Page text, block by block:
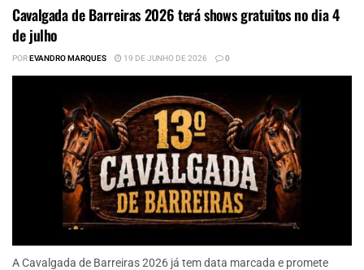
Cavalgada de Barreiras 2026 terá shows gratuitos no dia 4
de julho
POREVANDRO MARQUES 19 DE JUNHO DE 2026 0
A Cavalgada de Barreiras 2026 já tem data marcada e promete